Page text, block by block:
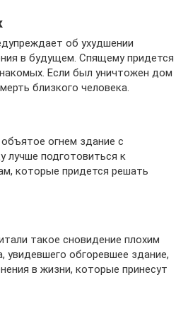
об ухудшении
в будущем. Спящему придется
Если был уничтожен дом
близкого человека.
огнем здание с
лучше подготовиться к
которые придется решать
такое сновидение плохим
увидевшего обгоревшее здание,
в жизни, которые принесут